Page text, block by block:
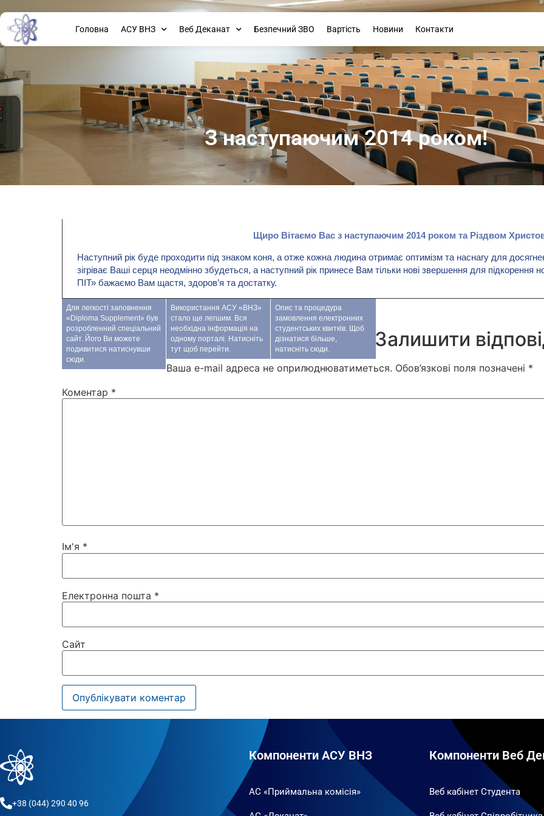
Головна АСУ ВНЗ Веб Деканат Безпечний ЗВО Вартість Новини Контакти
З наступаючим 2014 роком!
Щиро Вітаємо Вас з наступаючим 2014 роком та Різдвом
Наступний рік буде проходити під знаком коня, а отже кожна людина отримає оптимізм та наснагу для
зігріває Ваші серця неодмінно збудеться, а наступний рік принесе Вам тільки нові звершення для підкорення
ПІТ» бажаємо Вам щастя, здоров’я та достатку.
Для легкості заповнення
«Diploma Supplement» був
розробленний спеціальний
сайт. Його Ви можете
подивитися натиснувши
сюди.
Використання АСУ «ВНЗ»
стало ще легшим. Вся
необхідна інформація на
одному порталі. Натисніть
тут щоб перейти.
Опис та процедура
замовлення електронних
студентських квитків. Щоб
дізнатися більше,
натисніть сюди.
Залишити
Ваша e-mail адреса не оприлюднюватиметься. Обов’язкові поля позначені *
Коментар *
Ім'я *
Електронна пошта *
Сайт
+38 (044) 290 40 96
Компоненти АСУ ВНЗ
АС «Приймальна комісія»
Компоненти Веб
Веб кабінет Студента